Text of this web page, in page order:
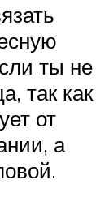
ты не
так как
от
а